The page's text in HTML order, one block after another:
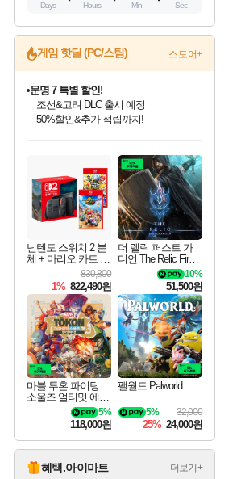
Days Hours Min Sec
게임 핫딜 (PC/스팀) 스토어+
최대 90% 할인가를 만나보세요!
네이버혜택과 함께 만나보세요!
문명 7 특별 할인!
조선&고려 DLC 출시 예정
50%할인&추가 적립까지!
네이버 포인트 혜택까지!
이니&베니 혜택까지!
네이버 혜택가와 함께 예약하세요!
할인&네이버혜택으로 만나보세요!
네이버페이 혜택과 만나보세요!
40주년 프로모션으로 만나보세요!
할인가에 만나보세요!
일부 에디션 상시 할인!
혜택으로 예약 판매 중
편안하게 충전하세요
닌텐도 스위치 2 본
체 + 마리오 카트 월
드 + 슈퍼 마리오 파
티 잼버리 닌텐도
스위치 2 에디션 +
잼버리 TV 번들
830,800
1% 822,490원
더 렐릭 퍼스트 가
디언 The Relic First
10%
51,500원
마블 투혼 파이팅
소울즈 얼티밋 에디
션 MARVEL Tokon
Fighting Souls Ultima
5%
118,000원
팰월드 Palworld
32,000
5%
25% 24,000원
혜택.아이마트 더보기+